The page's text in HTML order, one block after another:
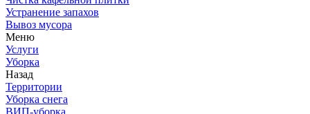
Устранение запахов
Вывоз мусора
Меню
Услуги
Уборка
Назад
Территории
Уборка снега
ВИП-уборка